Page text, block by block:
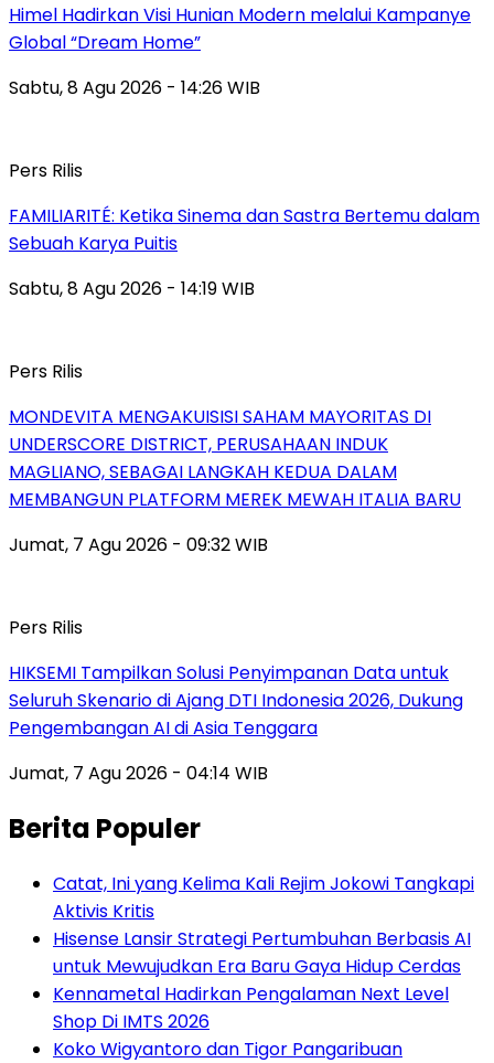
Himel Hadirkan Visi Hunian Modern melalui Kampanye
Global “Dream Home”
Sabtu, 8 Agu 2026 - 14:26 WIB
Pers Rilis
FAMILIARITÉ: Ketika Sinema dan Sastra Bertemu dalam
Sebuah Karya Puitis
Sabtu, 8 Agu 2026 - 14:19 WIB
Pers Rilis
MONDEVITA MENGAKUISISI SAHAM MAYORITAS DI
UNDERSCORE DISTRICT, PERUSAHAAN INDUK
MAGLIANO, SEBAGAI LANGKAH KEDUA DALAM
MEMBANGUN PLATFORM MEREK MEWAH ITALIA BARU
Jumat, 7 Agu 2026 - 09:32 WIB
Pers Rilis
HIKSEMI Tampilkan Solusi Penyimpanan Data untuk
Seluruh Skenario di Ajang DTI Indonesia 2026, Dukung
Pengembangan AI di Asia Tenggara
Jumat, 7 Agu 2026 - 04:14 WIB
Berita Populer
Catat, Ini yang Kelima Kali Rejim Jokowi Tangkapi
Aktivis Kritis
Hisense Lansir Strategi Pertumbuhan Berbasis AI
untuk Mewujudkan Era Baru Gaya Hidup Cerdas
Kennametal Hadirkan Pengalaman Next Level
Shop Di IMTS 2026
Koko Wigyantoro dan Tigor Pangaribuan